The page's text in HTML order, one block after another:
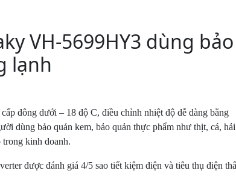
410
lít
VH-
lượng
VH-5699HY3 dùng bảo
lạnh
đông dưới – 18 độ C, điều chỉnh nhiệt độ dễ dàng bằng
dùng bảo quản kem, bảo quản thực phẩm như thịt, cá, hải
trong kinh doanh.
được đánh giá 4/5 sao tiết kiệm điện và tiêu thụ điện